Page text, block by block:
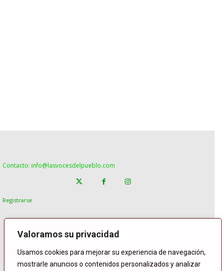
Valoramos su privacidad
Usamos cookies para mejorar su experiencia de navegación,
mostrarle anuncios o contenidos personalizados y analizar
Contacto: info@lasvocesdelpueblo.com
Registrarse